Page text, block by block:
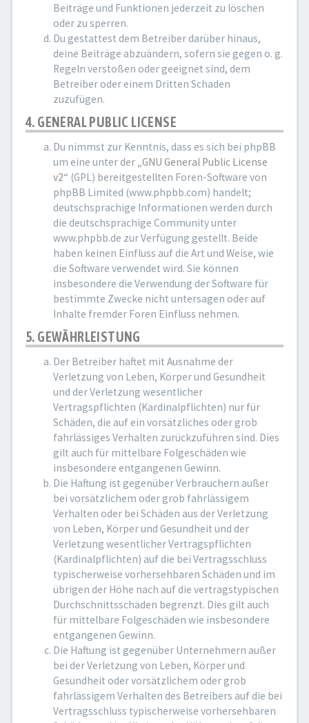
Beiträge und Funktionen jederzeit zu löschen
oder zu sperren.
Du gestattest dem Betreiber darüber hinaus,
deine Beiträge abzuändern, sofern sie gegen o. g.
Regeln verstoßen oder geeignet sind, dem
Betreiber oder einem Dritten Schaden
zuzufügen.
4. GENERAL PUBLIC LICENSE
Du nimmst zur Kenntnis, dass es sich bei phpBB
um eine unter der „GNU General Public License
v2“ (GPL) bereitgestellten Foren-Software von
phpBB Limited (www.phpbb.com) handelt;
deutschsprachige Informationen werden durch
die deutschsprachige Community unter
www.phpbb.de zur Verfügung gestellt. Beide
haben keinen Einfluss auf die Art und Weise, wie
die Software verwendet wird. Sie können
insbesondere die Verwendung der Software für
bestimmte Zwecke nicht untersagen oder auf
Inhalte fremder Foren Einfluss nehmen.
5. GEWÄHRLEISTUNG
Der Betreiber haftet mit Ausnahme der
Verletzung von Leben, Körper und Gesundheit
und der Verletzung wesentlicher
Vertragspflichten (Kardinalpflichten) nur für
Schäden, die auf ein vorsätzliches oder grob
fahrlässiges Verhalten zurückzuführen sind. Dies
gilt auch für mittelbare Folgeschäden wie
insbesondere entgangenen Gewinn.
Die Haftung ist gegenüber Verbrauchern außer
bei vorsätzlichem oder grob fahrlässigem
Verhalten oder bei Schäden aus der Verletzung
von Leben, Körper und Gesundheit und der
Verletzung wesentlicher Vertragspflichten
(Kardinalpflichten) auf die bei Vertragsschluss
typischerweise vorhersehbaren Schäden und im
übrigen der Höhe nach auf die vertragstypischen
Durchschnittsschäden begrenzt. Dies gilt auch
für mittelbare Folgeschäden wie insbesondere
entgangenen Gewinn.
Die Haftung ist gegenüber Unternehmern außer
bei der Verletzung von Leben, Körper und
Gesundheit oder vorsätzlichem oder grob
fahrlässigem Verhalten des Betreibers auf die bei
Vertragsschluss typischerweise vorhersehbaren